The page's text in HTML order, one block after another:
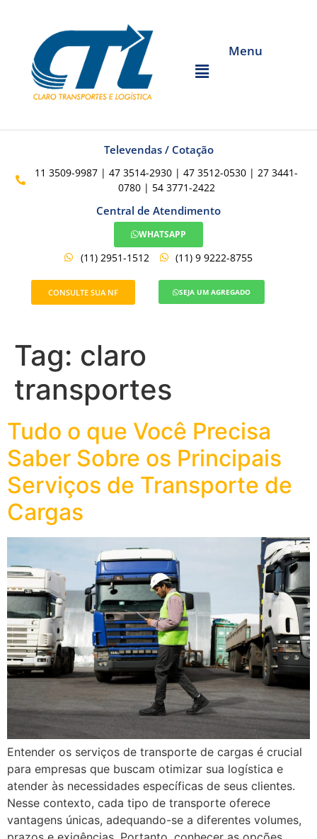
Menu
Televendas / Cotação
11 3509-9987 | 47 3514-2930 | 47 3512-0530 | 27 3441-
0780 | 54 3771-2422
Central de Atendimento
WHATSAPP
(11) 2951-1512 (11) 9 9222-8755
CONSULTE SUA NF SEJA UM AGREGADO
Tag: claro
transportes
Tudo o que Você Precisa
Saber Sobre os Principais
Serviços de Transporte de
Cargas
Entender os serviços de transporte de cargas é crucial
para empresas que buscam otimizar sua logística e
atender às necessidades específicas de seus clientes.
Nesse contexto, cada tipo de transporte oferece
vantagens únicas, adequando-se a diferentes volumes,